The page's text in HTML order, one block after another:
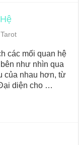
các mối quan hệ
như nhìn qua
của nhau hơn, từ
diện cho …